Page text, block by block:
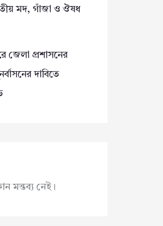
মদ, গাঁজা ও ঔষধ
জেলা প্রশাসনের
দাবিতে
মন্তব্য নেই।